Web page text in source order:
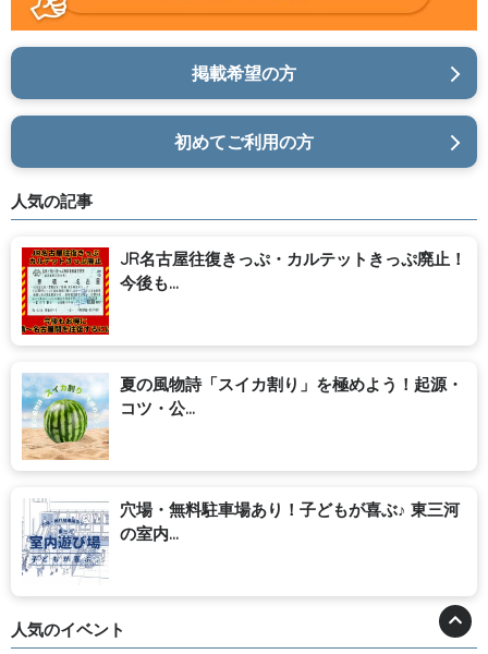
掲載希望の方
初めてご利用の方
人気の記事
JR名古屋往復きっぷ・カルテットきっぷ廃止！
今後も...
夏の風物詩「スイカ割り」を極めよう！起源・
コツ・公...
穴場・無料駐車場あり！子どもが喜ぶ♪ 東三河
の室内...
人気のイベント